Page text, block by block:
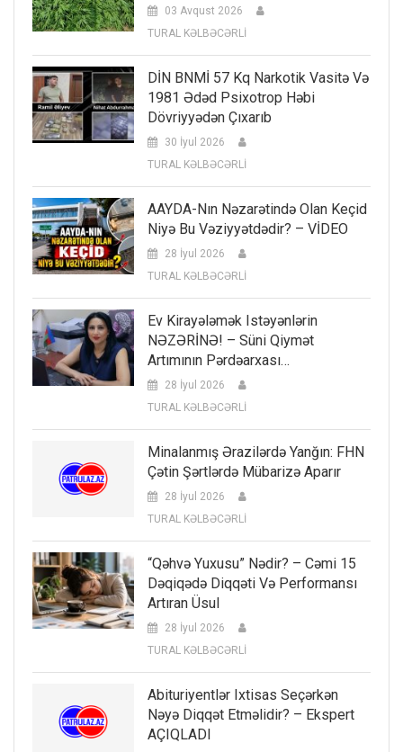
03 Avqust 2026
TURAL KƏLBƏCƏRLİ
DİN BNMİ 57 Kq Narkotik Vasitə Və
1981 Ədəd Psixotrop Həbi
Dövriyyədən Çıxarıb
30 İyul 2026
TURAL KƏLBƏCƏRLİ
AAYDA-Nın Nəzarətində Olan Keçid
Niyə Bu Vəziyyətdədir? – VİDEO
28 İyul 2026
TURAL KƏLBƏCƏRLİ
Ev Kirayələmək Istəyənlərin
NƏZƏRİNƏ! – Süni Qiymət
Artımının Pərdəarxası…
28 İyul 2026
TURAL KƏLBƏCƏRLİ
Minalanmış Ərazilərdə Yanğın: FHN
Çətin Şərtlərdə Mübarizə Aparır
28 İyul 2026
TURAL KƏLBƏCƏRLİ
“Qəhvə Yuxusu” Nədir? – Cəmi 15
Dəqiqədə Diqqəti Və Performansı
Artıran Üsul
28 İyul 2026
TURAL KƏLBƏCƏRLİ
Abituriyentlər Ixtisas Seçərkən
Nəyə Diqqət Etməlidir? – Ekspert
AÇIQLADI